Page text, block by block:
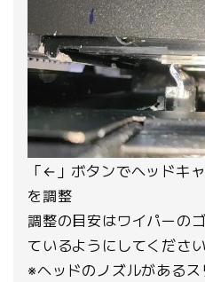
「←」ボタンでヘッドキ
を調整
調整の目安はワイパーの
ているようにしてください
※ヘッドのノズルがある